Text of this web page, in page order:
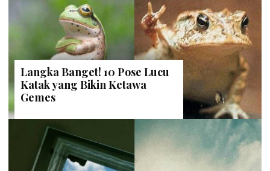
Langka Banget! 10 Pose Lucu
Katak yang Bikin Ketawa
Gemes